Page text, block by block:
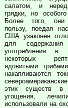
салатом, и
грядки, но
Более того, они
пользу, поедая
США узаконен
для
употребления
некоторых
ядовитыми
накапливаются
этих существ в
угощения,
использовали на